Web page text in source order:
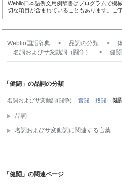
Weblio日本語例文用例辞書はプログラムで機
切な項目が含まれていることもあります。ご
Weblio国語辞典 > 品詞の分類 >
名詞およびサ変動詞（闘争）
> 健闘
「健闘」の品詞の分類
名詞およびサ変動詞(闘争) 奮闘 挌闘 健
品詞
名詞およびサ変動詞に関連する言葉
「健闘」の関連ページ